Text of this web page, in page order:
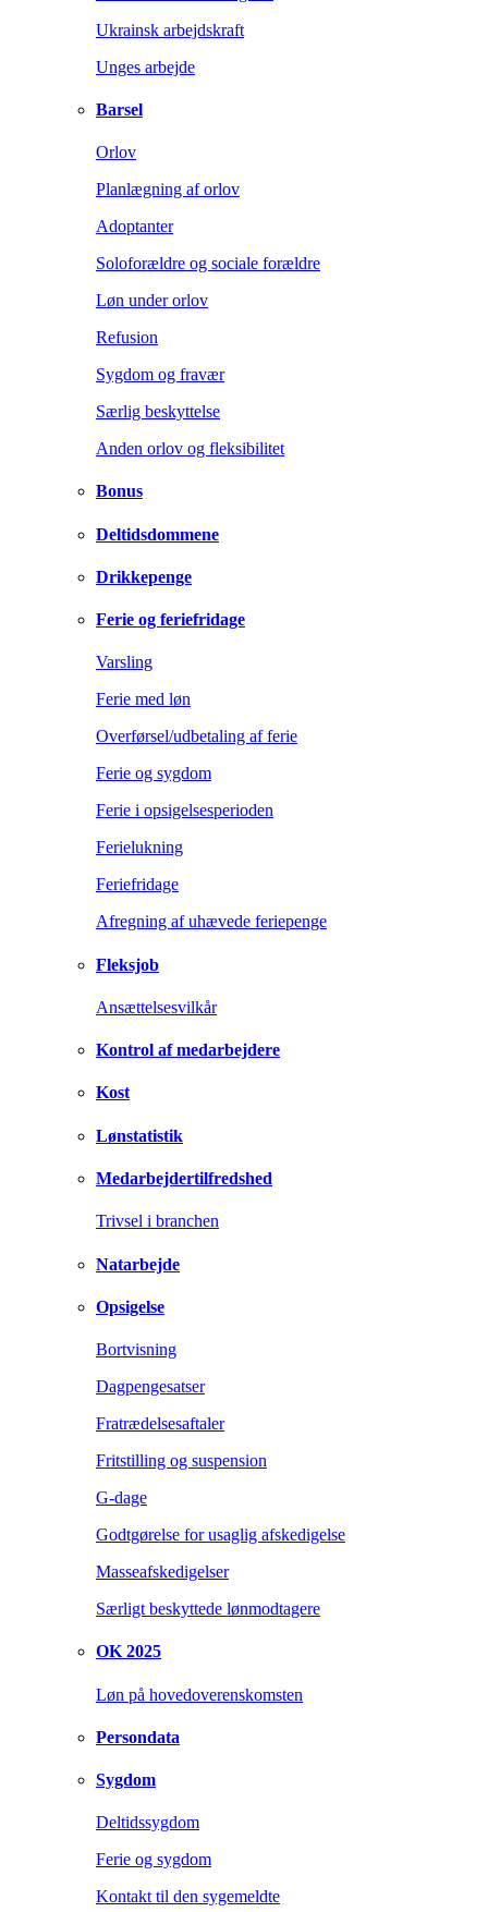
Ukrainsk arbejdskraft
Unges arbejde
Barsel
Orlov
Planlægning af orlov
Adoptanter
Soloforældre og sociale forældre
Løn under orlov
Refusion
Sygdom og fravær
Særlig beskyttelse
Anden orlov og fleksibilitet
Bonus
Deltidsdommene
Drikkepenge
Ferie og feriefridage
Varsling
Ferie med løn
Overførsel/udbetaling af ferie
Ferie og sygdom
Ferie i opsigelsesperioden
Ferielukning
Feriefridage
Afregning af uhævede feriepenge
Fleksjob
Ansættelsesvilkår
Kontrol af medarbejdere
Kost
Lønstatistik
Medarbejdertilfredshed
Trivsel i branchen
Natarbejde
Opsigelse
Bortvisning
Dagpengesatser
Fratrædelsesaftaler
Fritstilling og suspension
G-dage
Godtgørelse for usaglig afskedigelse
Masseafskedigelser
Særligt beskyttede lønmodtagere
OK 2025
Løn på hovedoverenskomsten
Persondata
Sygdom
Deltidssygdom
Ferie og sygdom
Kontakt til den sygemeldte